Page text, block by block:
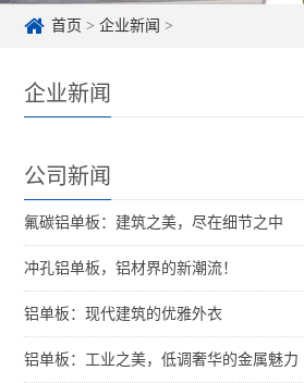
首页 > 企业新闻 >
企业新闻
公司新闻
氟碳铝单板：建筑之美，尽在细节之中
冲孔铝单板，铝材界的新潮流！
铝单板：现代建筑的优雅外衣
铝单板：工业之美，低调奢华的金属魅力